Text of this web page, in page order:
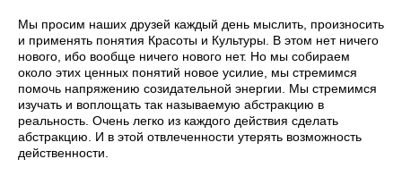
Мы просим наших друзей каждый день мыслить, произносить
и применять понятия Красоты и Культуры. В этом нет ничего
нового, ибо вообще ничего нового нет. Но мы собираем
около этих ценных понятий новое усилие, мы стремимся
помочь напряжению созидательной энергии. Мы стремимся
изучать и воплощать так называемую абстракцию в
реальность. Очень легко из каждого действия сделать
абстракцию. И в этой отвлеченности утерять возможность
действенности.